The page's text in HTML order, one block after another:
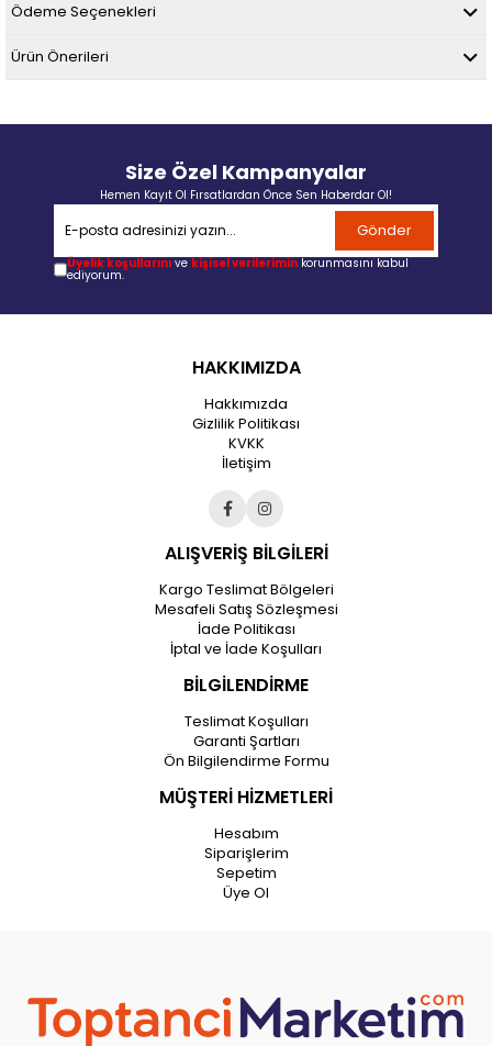
Ödeme Seçenekleri
Ürün Önerileri
Size Özel Kampanyalar
Hemen Kayıt Ol Fırsatlardan Önce Sen Haberdar Ol!
Gönder
Üyelik koşullarını ve kişisel verilerimin korunmasını kabul
ediyorum.
HAKKIMIZDA
Hakkımızda
Gizlilik Politikası
KVKK
İletişim
ALIŞVERİŞ BİLGİLERİ
Kargo Teslimat Bölgeleri
Mesafeli Satış Sözleşmesi
İade Politikası
İptal ve İade Koşulları
BİLGİLENDİRME
Teslimat Koşulları
Garanti Şartları
Ön Bilgilendirme Formu
MÜŞTERİ HİZMETLERİ
Hesabım
Siparişlerim
Sepetim
Üye Ol